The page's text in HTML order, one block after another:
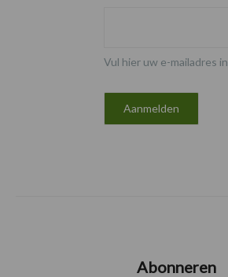
Vul hier uw e-mailadres in
Abonneren